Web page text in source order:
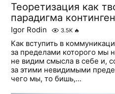
Теоретизация как
парадигма
Igor Rodin 3.5K 🔥
Как вступить в
за пределами которого мы
не видим смысла в себе и,
за этими невидимыми
чего мы, то бишь,...